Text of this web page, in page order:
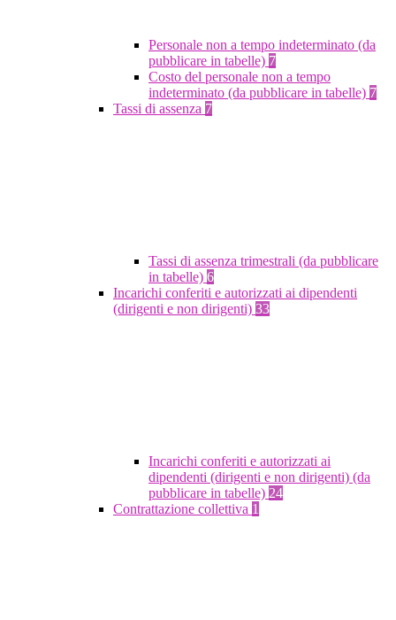
Personale non a tempo indeterminato (da
pubblicare in tabelle) 7
Costo del personale non a tempo
indeterminato (da pubblicare in tabelle) 7
Tassi di assenza 7
Tassi di assenza trimestrali (da pubblicare
in tabelle) 6
Incarichi conferiti e autorizzati ai dipendenti
(dirigenti e non dirigenti) 33
Incarichi conferiti e autorizzati ai
dipendenti (dirigenti e non dirigenti) (da
pubblicare in tabelle) 24
Contrattazione collettiva 1